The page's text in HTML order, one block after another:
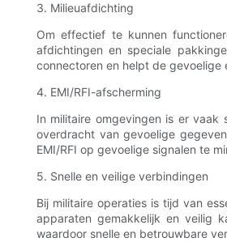
3. Milieuafdichting
Om effectief te kunnen
afdichtingen en speciale
connectoren en helpt de
4. EMI/RFI-afscherming
In militaire omgevingen is er vaak
overdracht van gevoelige
EMI/RFI op gevoelige signalen te
5. Snelle en veilige verbindingen
Bij militaire operaties is tijd van
apparaten gemakkelijk en veilig
waardoor snelle en betrouwbare